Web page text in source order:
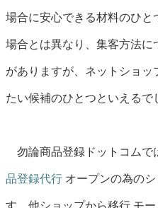
場合に安心できる材料のひと
場合とは異なり、集客方法
がありますが、ネットショ
たい候補のひとつといえるで
勿論商品登録ドットコムで
品登録代行 オープンの為の
す、他ショップから移行 モ